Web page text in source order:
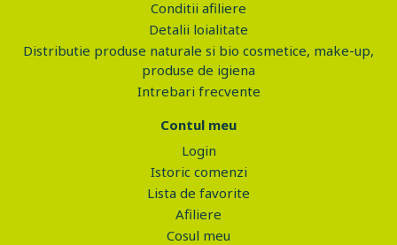
Conditii afiliere
Detalii loialitate
Distributie produse naturale si bio cosmetice, make-up,
produse de igiena
Intrebari frecvente
Contul meu
Login
Istoric comenzi
Lista de favorite
Afiliere
Cosul meu